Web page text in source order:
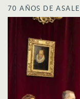
70 AÑOS DE ASALE